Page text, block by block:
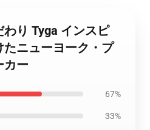
り Tyga インスピ
たニューヨーク・プ
カー
67%
33%